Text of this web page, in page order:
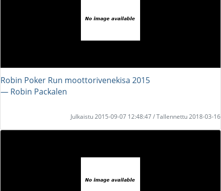
Robin Poker Run moottorivenekisa 2015
― Robin Packalen
Julkaistu 2015-09-07 12:48:47 / Tallennettu 2018-03-16